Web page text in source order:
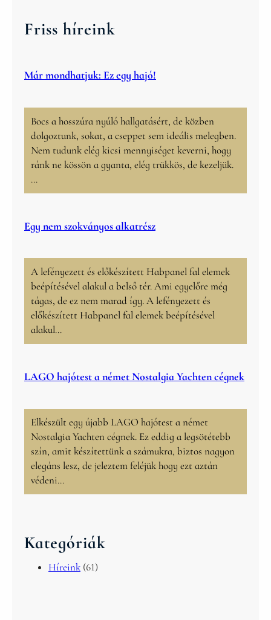
h
Friss híreink
Már mondhatjuk: Ez egy hajó!
Bocs a hosszúra nyúló hallgatásért, de közben
dolgoztunk, sokat, a cseppet sem ideális melegben.
Nem tudunk elég kicsi mennyiséget keverni, hogy
ránk ne kössön a gyanta, elég trükkös, de kezeljük.
…
Egy nem szokványos alkatrész
A lefényezett és előkészített Habpanel fal elemek
beépítésével alakul a belső tér. Ami egyelőre még
tágas, de ez nem marad így. A lefényezett és
előkészített Habpanel fal elemek beépítésével
alakul…
LAGO hajótest a német Nostalgia Yachten cégnek
Elkészült egy újabb LAGO hajótest a német
Nostalgia Yachten cégnek. Ez eddig a legsötétebb
szín, amit készítettünk a számukra, biztos nagyon
elegáns lesz, de jeleztem feléjük hogy ezt aztán
védeni…
Kategóriák
Híreink (61)